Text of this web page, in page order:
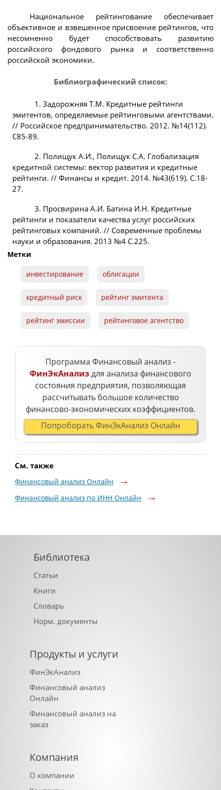
Национальное рейтингование обеспечивает
объективное и взвешенное присвоение рейтингов, что
несомненно будет способствовать развитию
российского фондового рынка и соответственно
российской экономики.
Библиографический список:
1. Задорожняя Т.М. Кредитные рейтинги
эмитентов, определяемые рейтинговыми агентствами.
// Российское предпринимательство. 2012. №14(112).
С85-89.
2. Полищук А.И., Полищук С.А. Глобализация
кредитной системы: вектор развития и кредитные
рейтинги. // Финансы и кредит. 2014. №43(619). С.18-
27.
3. Просвирина А.И. Батина И.Н. Кредитные
рейтинги и показатели качества услуг российских
рейтинговых компаний. // Современные проблемы
науки и образования. 2013 №4 С.225.
Метки
инвестирование облигации
кредитный риск рейтинг эмитента
рейтинг эмиссии рейтинговое агентство
Программа Финансовый анализ -
ФинЭкАнализдля анализа финансового
состояния предприятия, позволяющая
рассчитывать большое количество
финансово-экономических коэффициентов.
Попроборать ФинЭкАнализ Онлайн
См. также
Финансовый анализ Онлайн
Финансовый анализ по ИНН Онлайн
Библиотека
Статьи
Книги
Словарь
Норм. документы
Продукты и услуги
ФинЭкАнализ
Финансовый анализ
Онлайн
Финансовый анализ на
заказ
Компания
О компании